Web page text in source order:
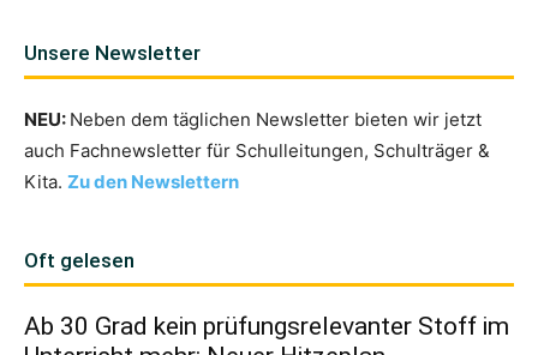
Unsere Newsletter
NEU: Neben dem täglichen Newsletter bieten wir jetzt
auch Fachnewsletter für Schulleitungen, Schulträger &
Kita. Zu den Newslettern
Oft gelesen
Ab 30 Grad kein prüfungsrelevanter Stoff im